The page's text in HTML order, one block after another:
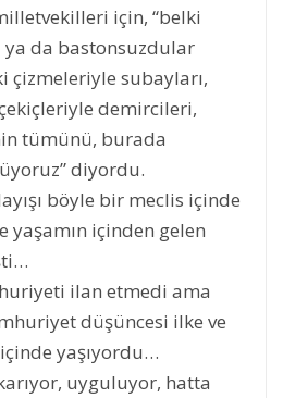
için, “belki
ya da bastonsuzdular
çizmeleriyle subayları,
demircileri,
tümünü, burada
diyordu.
böyle bir meclis içinde
yaşamın içinden gelen
ilan etmedi ama
düşüncesi ilke ve
yaşıyordu…
uyguluyor, hatta